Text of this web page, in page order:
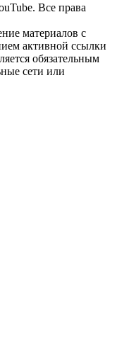
Все права
материалов с
активной ссылки
обязательным
сети или